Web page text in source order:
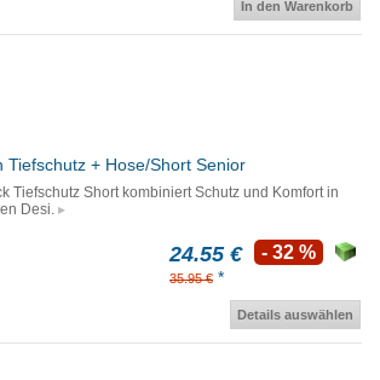
In den Warenkorb
Tiefschutz + Hose/Short Senior
Tiefschutz Short kombiniert Schutz und Komfort in
Desi.
24.55 €
35.95 € *
- 32 %
Details auswählen